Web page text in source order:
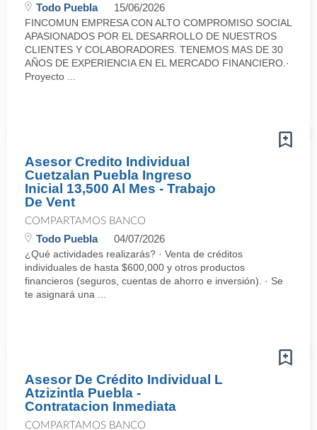
Todo Puebla 15/06/2026
FINCOMUN EMPRESA CON ALTO COMPROMISO SOCIAL
APASIONADOS POR EL DESARROLLO DE NUESTROS
CLIENTES Y COLABORADORES. TENEMOS MAS DE 30
AÑOS DE EXPERIENCIA EN EL MERCADO FINANCIERO.·
Proyecto ...
Asesor Credito Individual
Cuetzalan Puebla Ingreso
Inicial 13,500 Al Mes - Trabajo
De Vent
COMPARTAMOS BANCO
Todo Puebla 04/07/2026
¿Qué actividades realizarás? · Venta de créditos
individuales de hasta $600,000 y otros productos
financieros (seguros, cuentas de ahorro e inversión). · Se
te asignará una ...
Asesor De Crédito Individual L
Atzizintla Puebla -
Contratacion Inmediata
COMPARTAMOS BANCO